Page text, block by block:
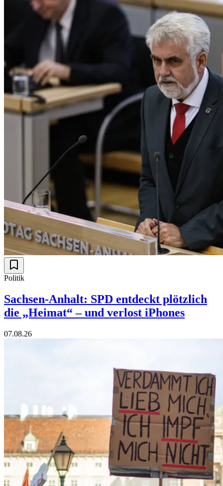
Politik
Sachsen-Anhalt: SPD entdeckt plötzlich
die „Heimat“ – und verlost iPhones
07.08.26